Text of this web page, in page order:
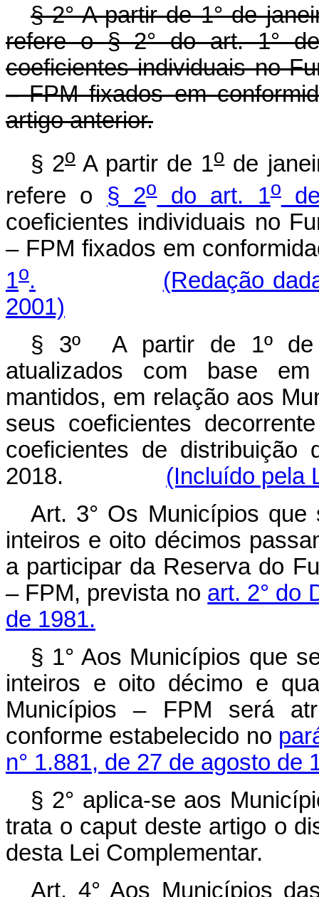
§ 2° A partir de 1° de
refere o § 2° do art. 1°
coeficientes individuais no
– FPM fixados em
artigo anterior.
§ 2o A partir de 1ode
refere o § 2odo art. 1o
coeficientes individuais no
– FPM fixados em
1o.
(Redação
2001)
§ 3º A partir de 1º de
atualizados com base
mantidos, em relação aos
seus coeficientes
coeficientes de
2018. (Incluído pela
Art. 3° Os Municípios que
inteiros e oito décimos
a participar da Reserva do
– FPM, prevista no art. 2° do
de 1981.
§ 1° Aos Municípios que
inteiros e oito décimo e
Municípios – FPM será
conforme estabelecido no
n° 1.881, de 27 de agosto de
§ 2° aplica-se aos
trata o caput deste artigo o
desta Lei Complementar.
Art. 4° Aos Municípios